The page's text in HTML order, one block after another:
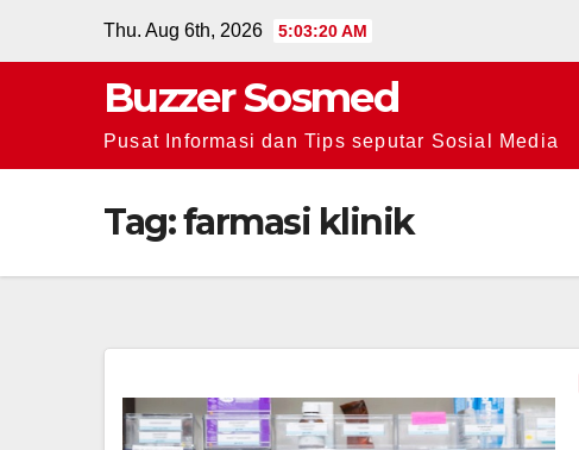
Thu. Aug 6th, 2026 5:03:21 AM
Buzzer Sosmed
Pusat Informasi dan Tips seputar Sosial Media
Tag:farmasi klinik